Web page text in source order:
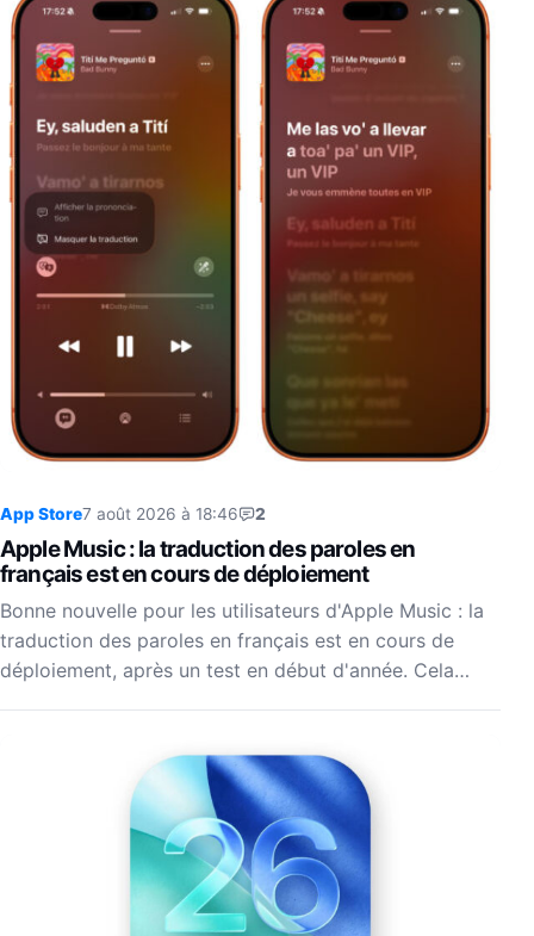
App Store7 août 2026 à 18:46 2
Apple Music : la traduction des paroles en
français est en cours de déploiement
Bonne nouvelle pour les utilisateurs d'Apple Music : la
traduction des paroles en français est en cours de
déploiement, après un test en début d'année. Cela…